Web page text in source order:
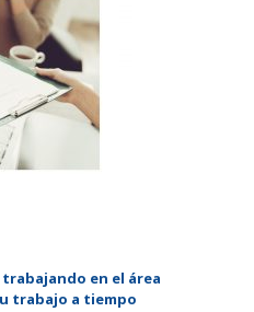
en el área
trabajo a tiempo